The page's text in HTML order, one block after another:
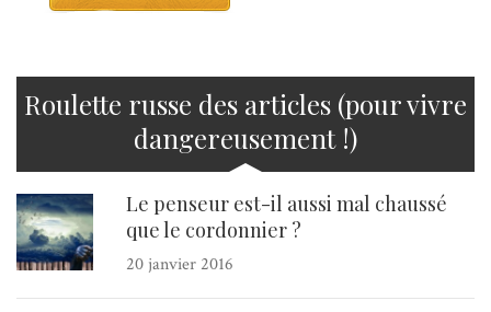
Roulette russe des articles (pour vivre
dangereusement !)
Le penseur est-il aussi mal chaussé
que le cordonnier ?
20 janvier 2016